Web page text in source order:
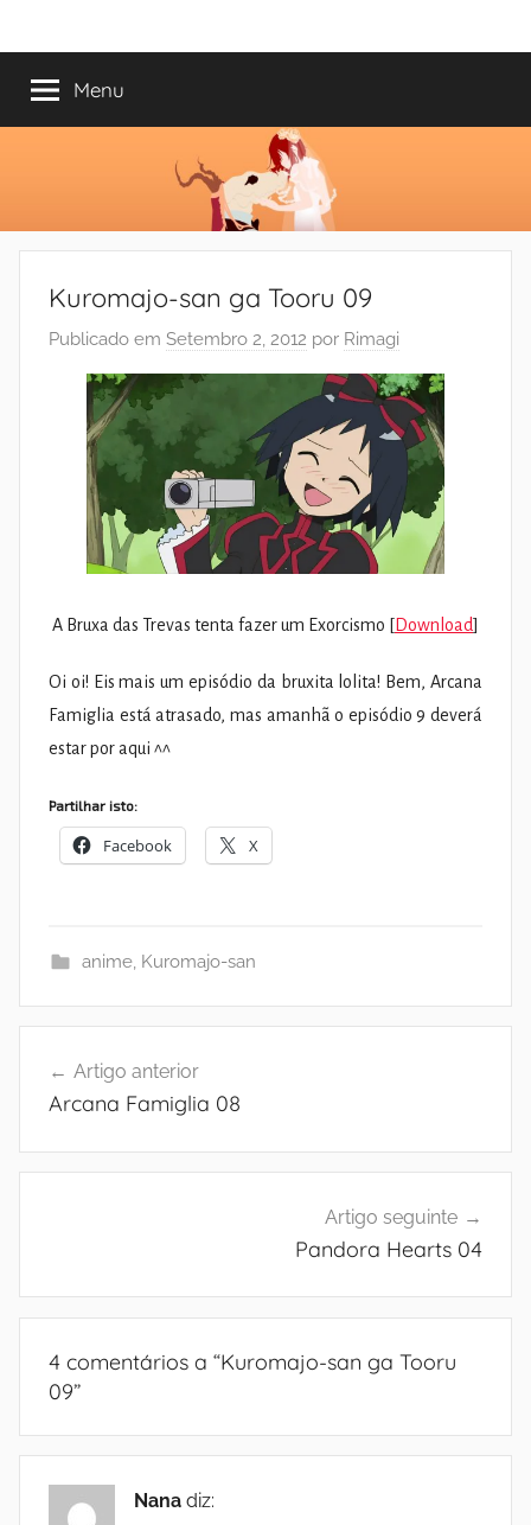
paraMundo
do
anos
a
romances
Menu
Kuromajo-san ga Tooru 09
Publicado em Setembro 2, 2012 por Rimagi
A Bruxa das Trevas tenta fazer um Exorcismo [Download]
Oi oi! Eis mais um episódio da bruxita lolita! Bem, Arcana
Famiglia está atrasado, mas amanhã o episódio 9 deverá
estar por aqui ^^
Partilhar isto:
Facebook X
anime, Kuromajo-san
Artigo anterior
Arcana Famiglia 08
Artigo seguinte
Pandora Hearts 04
4 comentários a “Kuromajo-san ga Tooru
09”
Nana diz: